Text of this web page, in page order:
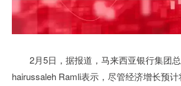
2月5日，据报道，马来西亚银行集团
hairussaleh Ramli表示，尽管经济增长预